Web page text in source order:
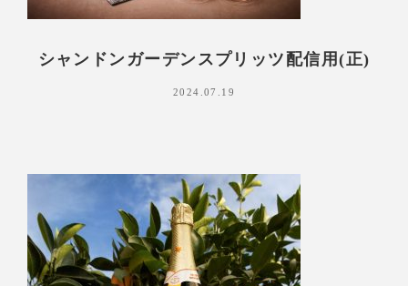
シャンドンガーデンスプリッツ配信用(正)
2024.07.19